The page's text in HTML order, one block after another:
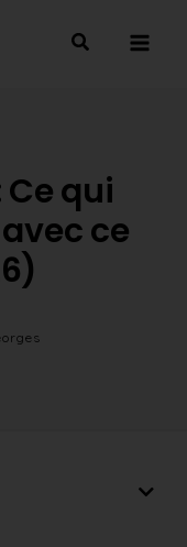
Ce qui
ce